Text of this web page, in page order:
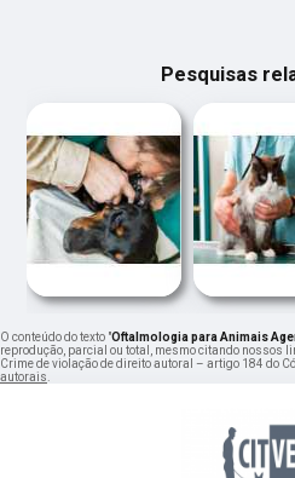
Pesquisas
‹
O conteúdo do texto "Oftalmologia para Animais
reprodução, parcial ou total, mesmo citando nossos
Crime de violação de direito autoral – artigo 184 do
autorais